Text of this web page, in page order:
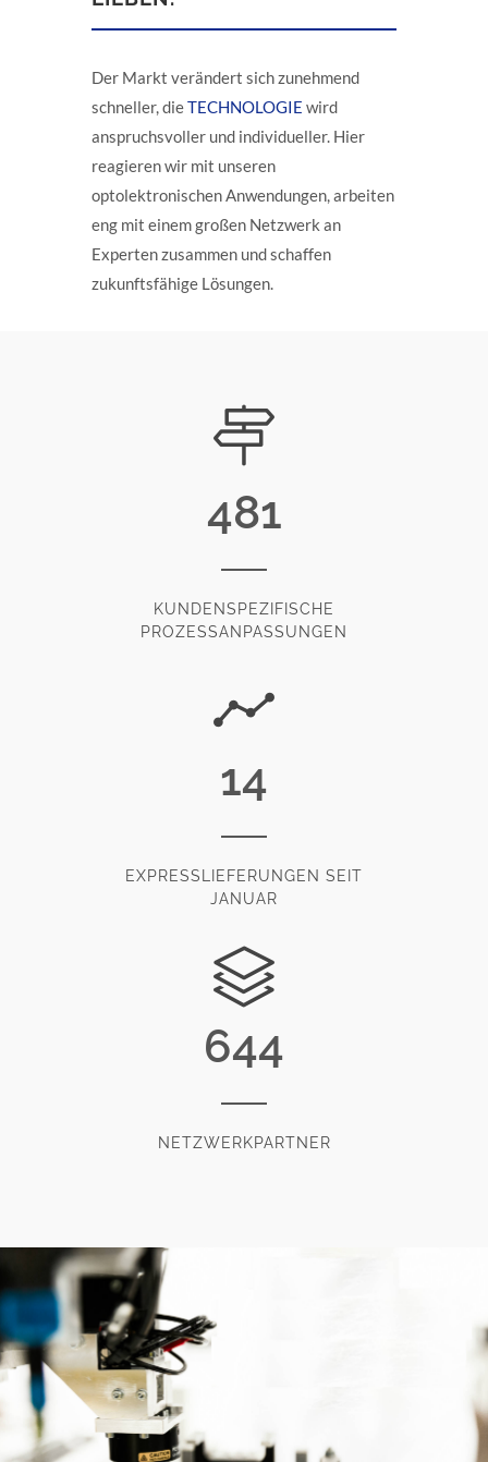
Der Markt verändert sich zunehmend
schneller, dieTECHNOLOGIE wird
anspruchsvoller und individueller. Hier
reagieren wir mit unseren
optolektronischen Anwendungen, arbeiten
eng mit einem großen Netzwerk an
Experten zusammen und schaffen
zukunftsfähige Lösungen.
481
KUNDENSPEZIFISCHE
PROZESSANPASSUNGEN
14
EXPRESSLIEFERUNGEN SEIT
JANUAR
644
NETZWERKPARTNER